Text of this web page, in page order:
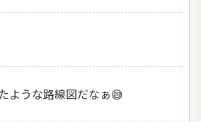
ような路線図だなぁ😅